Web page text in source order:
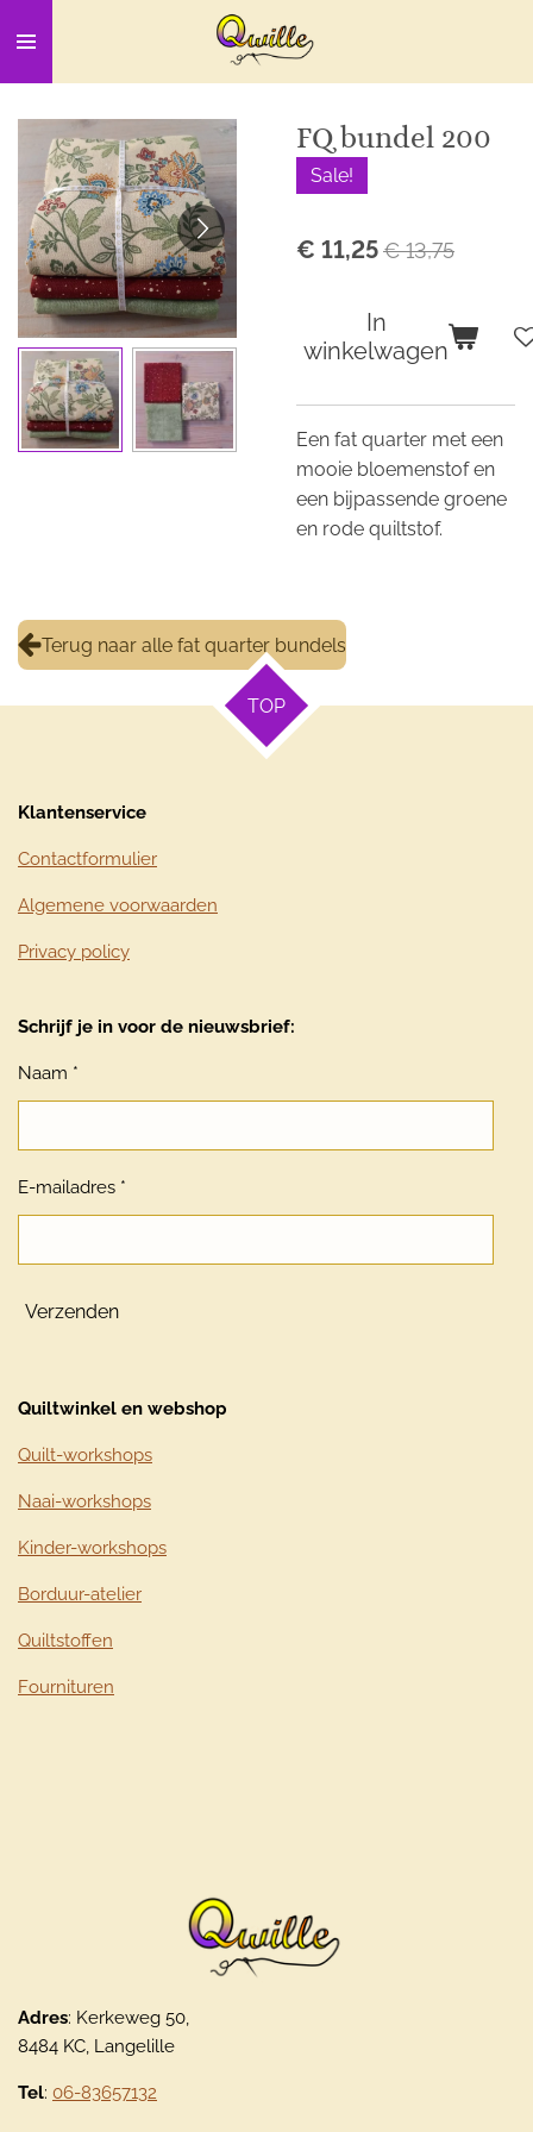
direct
naar
de
hoofdinhoud
FQ bundel 200
Sale!
€ 11,25€ 13,75
In
winkelwagen
Een fat quarter met een
mooie bloemenstof en
een bijpassende groene
en rode quiltstof.
Terug naar alle fat quarter bundels
TOP
Klantenservice
Contactformulier
Algemene voorwaarden
Privacy policy
Schrijf je in voor de nieuwsbrief:
Naam *
E-mailadres *
Verzenden
Quiltwinkel en webshop
Quilt-workshops
Naai-workshops
Kinder-workshops
Borduur-atelier
Quiltstoffen
Fournituren
Adres: Kerkeweg 50,
8484 KC, Langelille
Tel: 06-83657132